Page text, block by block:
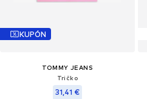
KUPÓN
TOMMY JEANS
Tričko
31,41 €